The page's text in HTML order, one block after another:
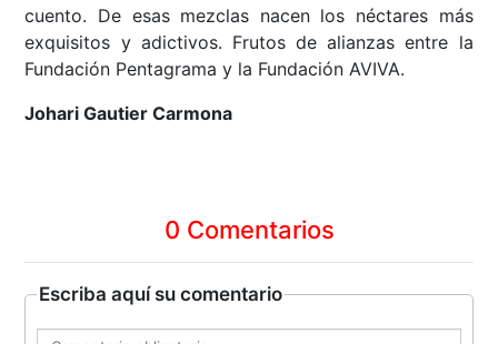
cuento. De esas mezclas nacen los néctares más
exquisitos y adictivos. Frutos de alianzas entre la
Fundación Pentagrama y la Fundación AVIVA.
Johari Gautier Carmona
0 Comentarios
Escriba aquí su comentario